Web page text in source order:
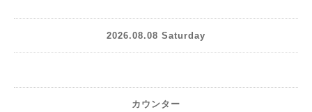
2026.08.08 Saturday
カウンター